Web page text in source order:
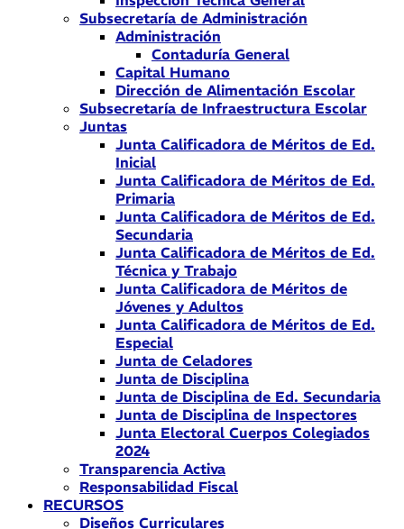
Subsecretaría de Administración
Administración
Contaduría General
Capital Humano
Dirección de Alimentación Escolar
Subsecretaría de Infraestructura Escolar
Juntas
Junta Calificadora de Méritos de Ed.
Inicial
Junta Calificadora de Méritos de Ed.
Primaria
Junta Calificadora de Méritos de Ed.
Secundaria
Junta Calificadora de Méritos de Ed.
Técnica y Trabajo
Junta Calificadora de Méritos de
Jóvenes y Adultos
Junta Calificadora de Méritos de Ed.
Especial
Junta de Celadores
Junta de Disciplina
Junta de Disciplina de Ed. Secundaria
Junta de Disciplina de Inspectores
Junta Electoral Cuerpos Colegiados
2024
Transparencia Activa
Responsabilidad Fiscal
RECURSOS
Diseños Curriculares